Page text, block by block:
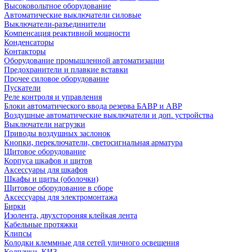
Высоковольтное оборудование
Автоматические выключатели cиловые
Выключатели-разъединители
Компенсация реактивной мощности
Конденсаторы
Контакторы
Оборудование промышленной автоматизации
Предохранители и плавкие вставки
Прочее силовое оборудование
Пускатели
Реле контроля и управления
Блоки автоматического ввода резерва БАВР и АВР
Воздушные автоматические выключатели и доп. устройства
Выключатели нагрузки
Приводы воздушных заслонок
Кнопки, переключатели, светосигнальная арматура
Щитовое оборудование
Корпуса шкафов и щитов
Аксессуары для шкафов
Шкафы и щиты (оболочки)
Щитовое оборудование в сборе
Аксессуары для электромонтажа
Бирки
Изолента, двухстороняя клейкая лента
Кабельные протяжки
Клипсы
Колодки клеммные для сетей уличного освещения